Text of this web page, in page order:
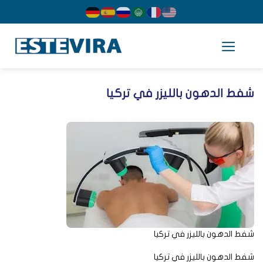
الدهون بالليزر في تركيا
الدهون بالليزر في تركيا
الدهون بالليزر في تركيا